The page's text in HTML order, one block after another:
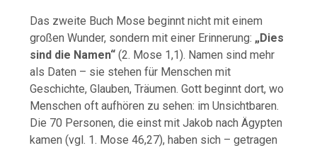
Das zweite Buch Mose beginnt nicht mit einem
großen Wunder, sondern mit einer Erinnerung: „Dies
sind die Namen“ (2. Mose 1,1). Namen sind mehr
als Daten – sie stehen für Menschen mit
Geschichte, Glauben, Träumen. Gott beginnt dort, wo
Menschen oft aufhören zu sehen: im Unsichtbaren.
Die 70 Personen, die einst mit Jakob nach Ägypten
kamen (vgl. 1. Mose 46,27), haben sich – getragen